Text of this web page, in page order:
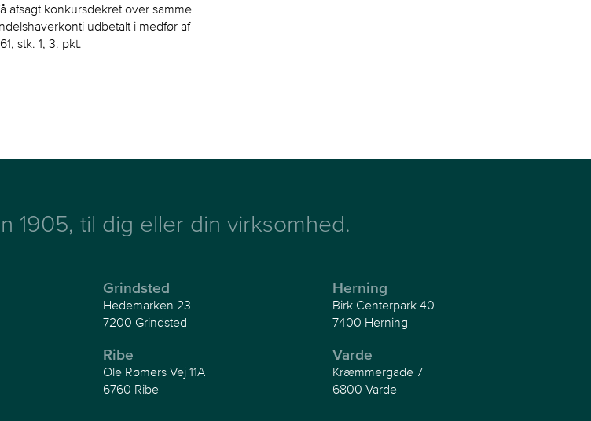
afsagt konkursdekret over samme
udbetalt i medfør af
stk. 1, 3. pkt.
1905, til dig eller din virksomhed.
Grindsted
Hedemarken 23
7200 Grindsted
Ribe
Ole Rømers Vej 11A
6760 Ribe
Herning
Birk Centerpark 40
7400 Herning
Varde
Kræmmergade 7
6800 Varde